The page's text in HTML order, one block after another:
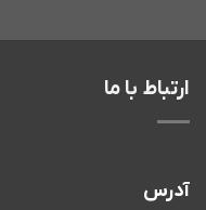
ارتباط با ما
آدرس